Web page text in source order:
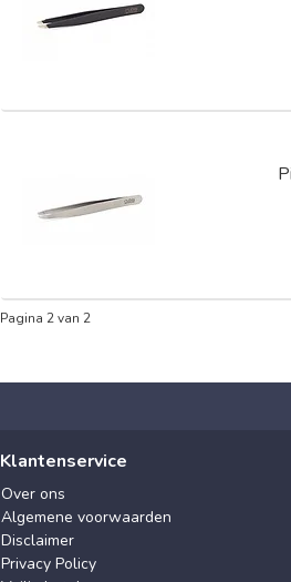
Pagina 2 van 2
Klantenservice
Over ons
Algemene voorwaarden
Disclaimer
Privacy Policy